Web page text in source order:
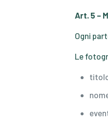
Art. 5 –
Ogni
Le